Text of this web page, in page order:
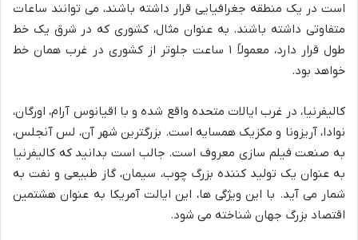
است در یک منطقه جغرافیایی قرار داشته باشند، می‌ توانند ساعات
متفاوتی داشته باشند. به عنوان مثال، کشوری که در شرق یک خط
طول قرار دارد، معمولاً ۱ ساعت جلوتر از کشوری در غرب همان خط
خواهد بود.
کالیفرنیا، در غرب ایالات متحده واقع شده و با اقیانوس آرام، اورگان،
نوادا، آریزونا و مکزیک همسایه است. بزرگترین شهر آن، لس آنجلس،
به صنعت فیلم ‌سازی معروف است. جالب است بدانید که کالیفرنیا
به عنوان یک تولید کننده بزرگ چوب، سیمان، گاز طبیعی و نفت به
شمار می ‌آید. با این ویژگی‌ ها، این ایالت آمریکا به‌ عنوان هشتمین
اقتصاد بزرگ جهان شناخته می‌ شود.